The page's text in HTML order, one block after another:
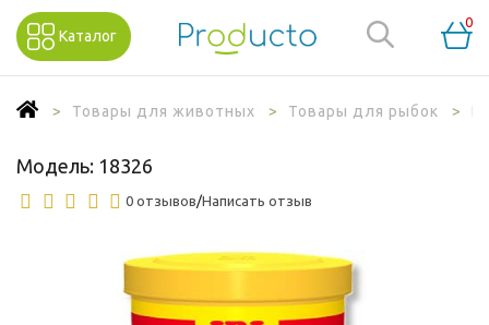
Каталог
0
Товары для животных Товары для рыбок
Модель: 18326
0 отзывов/Написать отзыв